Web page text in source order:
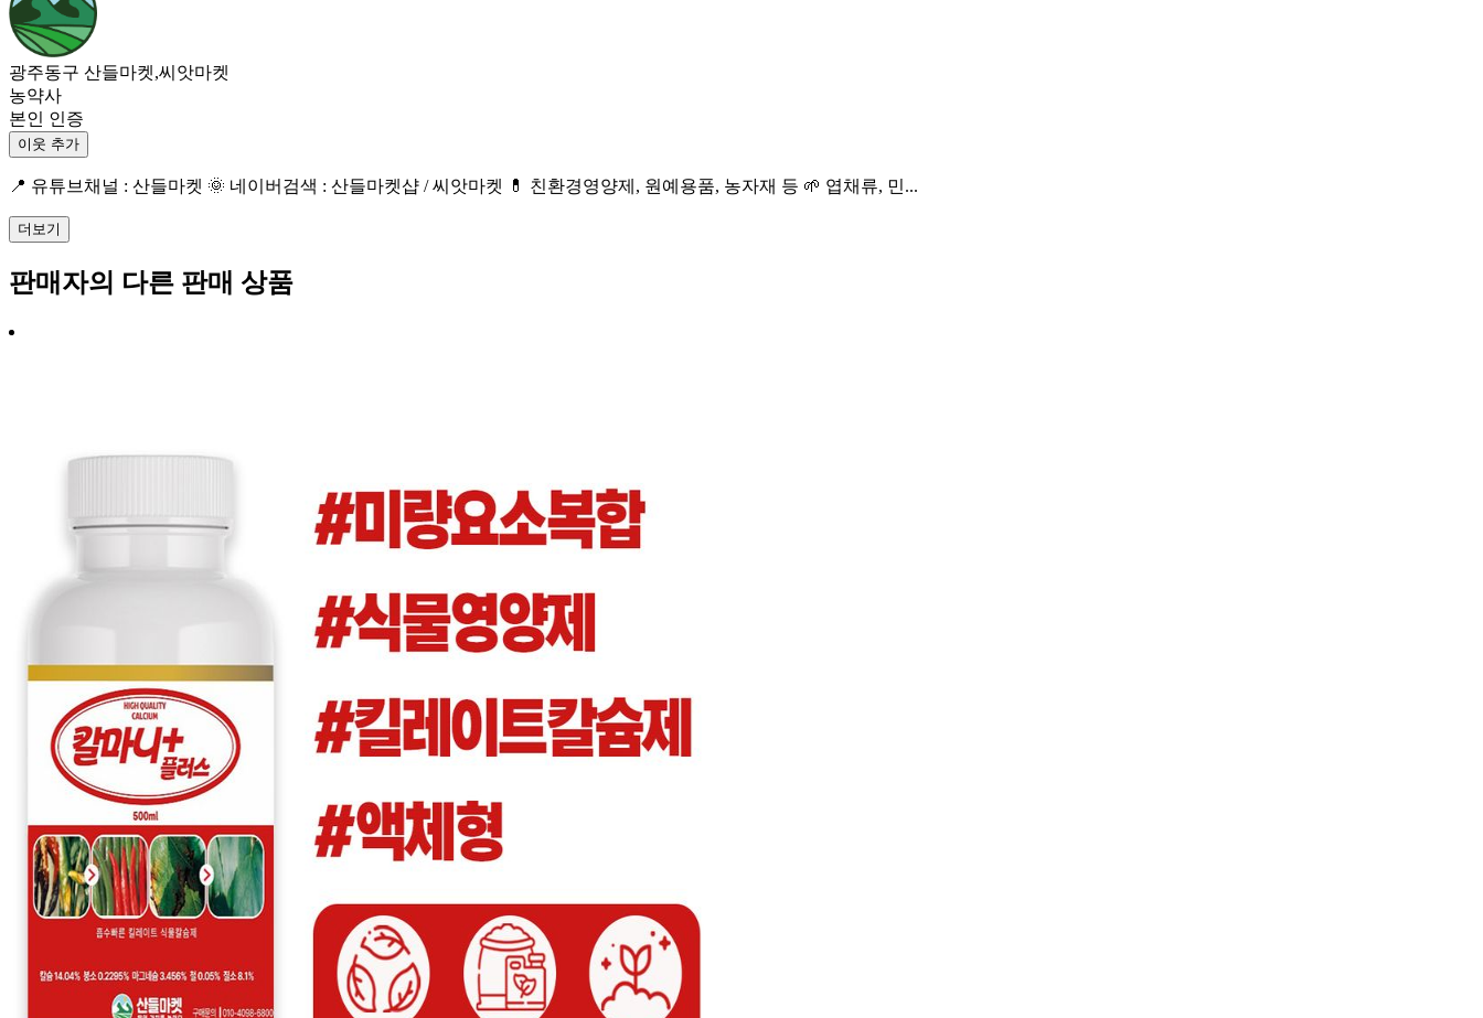
광주동구 산들마켓,씨앗마켓
농약사
본인 인증
이웃 추가
📍 유튜브채널 : 산들마켓 🌞 네이버검색 : 산들마켓샵 / 씨앗마켓 💊 친환경영양제, 원예용품, 농자재 등 🌱 엽채류, 민...
더보기
판매자의 다른 판매 상품